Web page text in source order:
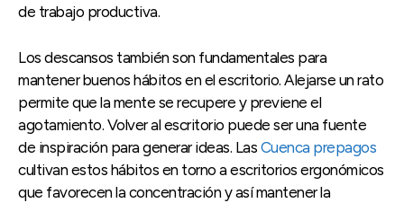
de trabajo productiva.
Los descansos también son fundamentales para
mantener buenos hábitos en el escritorio. Alejarse un rato
permite que la mente se recupere y previene el
agotamiento. Volver al escritorio puede ser una fuente
de inspiración para generar ideas. Las Cuenca prepagos
cultivan estos hábitos en torno a escritorios ergonómicos
que favorecen la concentración y así mantener la